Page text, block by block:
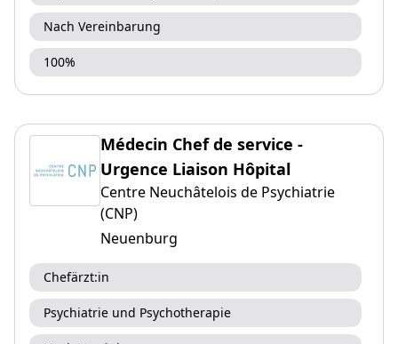
Nach Vereinbarung
100%
Médecin Chef de service -
Urgence Liaison Hôpital
Centre Neuchâtelois de Psychiatrie
(CNP)
Neuenburg
Chefärzt:in
Psychiatrie und Psychotherapie